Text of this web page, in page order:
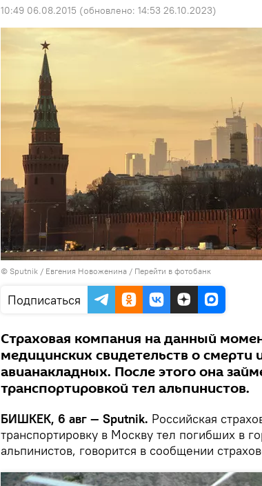
10:49 06.08.2015 (обновлено: 14:53 26.10.2023)
© Sputnik / Евгения Новоженина / Перейти в фотобанк
Подписаться
Страховая компания на данный
медицинских свидетельств о смерти
авианакладных. После этого она
транспортировкой тел альпинистов.
БИШКЕК, 6 авг — Sputnik. Российская
транспортировку в Москву тел погибших в
альпинистов, говорится в сообщении